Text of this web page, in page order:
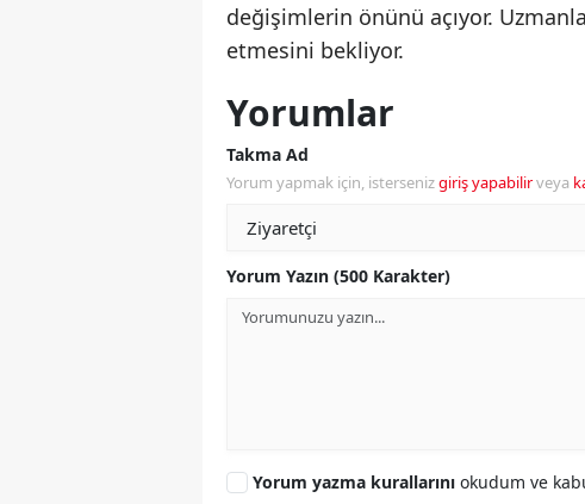
değişimlerin önünü açıyor.
etmesini bekliyor.
Yorumlar
Takma Ad
Yorum yapmak için, istersenizgiriş yapabilirveya
Yorum Yazın (500 Karakter)
Yorum yazma kurallarını okudum ve